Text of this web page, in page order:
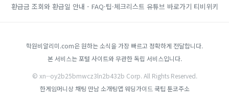
환급금 조회와 환급일 안내 - FAQ·팁·체크리스트 유튜브 바로가기 티비위키
학원비알리미.com은 원하는 소식을 가장 빠르고 정확하게 전달합니다.
본 서비스는 포털 사이트와 무관한 독립 서비스입니다.
© xn--oy2b25bmwcz3ln2b432b Corp. All Rights Reserved.
한게임머니상 채팅 만남 소개팅앱 웨딩가이드 쿡팁 툰코주소